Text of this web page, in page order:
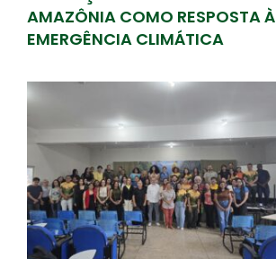
o
k
r i p
AMAZÔNIA COMO RESPOSTA À
EMERGÊNCIA CLIMÁTICA